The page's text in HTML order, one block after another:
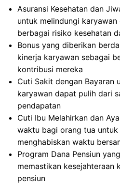
Asuransi Kesehatan dan
untuk melindungi
berbagai risiko kesehatan
Bonus yang diberikan
kinerja karyawan sebagai
kontribusi mereka
Cuti Sakit dengan Bayaran
karyawan dapat pulih dari
pendapatan
Cuti Ibu Melahirkan dan
waktu bagi orang tua
menghabiskan waktu
Program Dana Pensiun
memastikan kesejahteraan
pensiun